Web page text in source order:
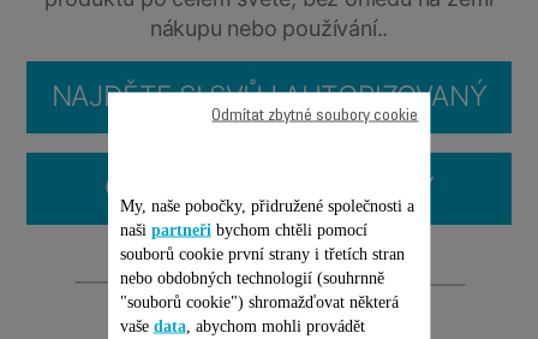
nákupu nebo používání..
NAJDĚTE SI SVŮJ AUTORIZOVANÝ
SERVIS
ČASTO KLADENÉ OTÁZKY
Opravitelnost
My, naše pobočky, přidružené společnosti a
naši partneři bychom chtěli pomocí
souborů cookie první strany i třetích stran
nebo obdobných technologií (souhrnně
"souborů cookie") shromažďovat některá
vaše data, abychom mohli provádět
Odmítat zbytné soubory cookie